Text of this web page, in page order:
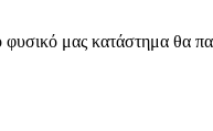
μας κατάστημα θα